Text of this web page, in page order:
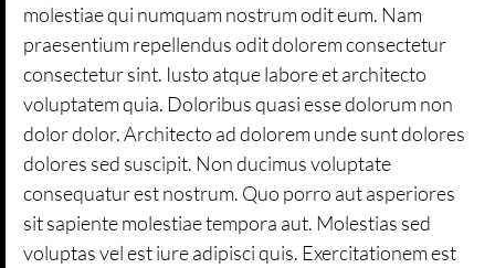
molestiae qui numquam nostrum odit eum. Nam
praesentium repellendus odit dolorem consectetur
consectetur sint. Iusto atque labore et architecto
voluptatem quia. Doloribus quasi esse dolorum non
dolor dolor. Architecto ad dolorem unde sunt dolores
dolores sed suscipit. Non ducimus voluptate
consequatur est nostrum. Quo porro aut asperiores
sit sapiente molestiae tempora aut. Molestias sed
voluptas vel est iure adipisci quis. Exercitationem est